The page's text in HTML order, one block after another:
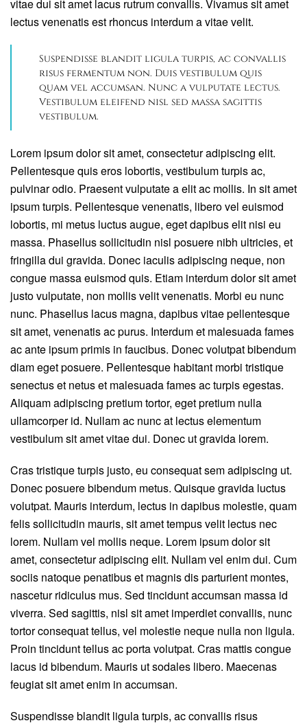
vitae dui sit amet lacus rutrum convallis. Vivamus sit amet
lectus venenatis est rhoncus interdum a vitae velit.
Suspendisse blandit ligula turpis, ac convallis
risus fermentum non. Duis vestibulum quis
quam vel accumsan. Nunc a vulputate lectus.
Vestibulum eleifend nisl sed massa sagittis
vestibulum.
Lorem ipsum dolor sit amet, consectetur adipiscing elit.
Pellentesque quis eros lobortis, vestibulum turpis ac,
pulvinar odio. Praesent vulputate a elit ac mollis. In sit amet
ipsum turpis. Pellentesque venenatis, libero vel euismod
lobortis, mi metus luctus augue, eget dapibus elit nisi eu
massa. Phasellus sollicitudin nisl posuere nibh ultricies, et
fringilla dui gravida. Donec iaculis adipiscing neque, non
congue massa euismod quis. Etiam interdum dolor sit amet
justo vulputate, non mollis velit venenatis. Morbi eu nunc
nunc. Phasellus lacus magna, dapibus vitae pellentesque
sit amet, venenatis ac purus. Interdum et malesuada fames
ac ante ipsum primis in faucibus. Donec volutpat bibendum
diam eget posuere. Pellentesque habitant morbi tristique
senectus et netus et malesuada fames ac turpis egestas.
Aliquam adipiscing pretium tortor, eget pretium nulla
ullamcorper id. Nullam ac nunc at lectus elementum
vestibulum sit amet vitae dui. Donec ut gravida lorem.
Cras tristique turpis justo, eu consequat sem adipiscing ut.
Donec posuere bibendum metus. Quisque gravida luctus
volutpat. Mauris interdum, lectus in dapibus molestie, quam
felis sollicitudin mauris, sit amet tempus velit lectus nec
lorem. Nullam vel mollis neque. Lorem ipsum dolor sit
amet, consectetur adipiscing elit. Nullam vel enim dui. Cum
sociis natoque penatibus et magnis dis parturient montes,
nascetur ridiculus mus. Sed tincidunt accumsan massa id
viverra. Sed sagittis, nisl sit amet imperdiet convallis, nunc
tortor consequat tellus, vel molestie neque nulla non ligula.
Proin tincidunt tellus ac porta volutpat. Cras mattis congue
lacus id bibendum. Mauris ut sodales libero. Maecenas
feugiat sit amet enim in accumsan.
Suspendisse blandit ligula turpis, ac convallis risus